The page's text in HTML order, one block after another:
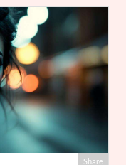
Share